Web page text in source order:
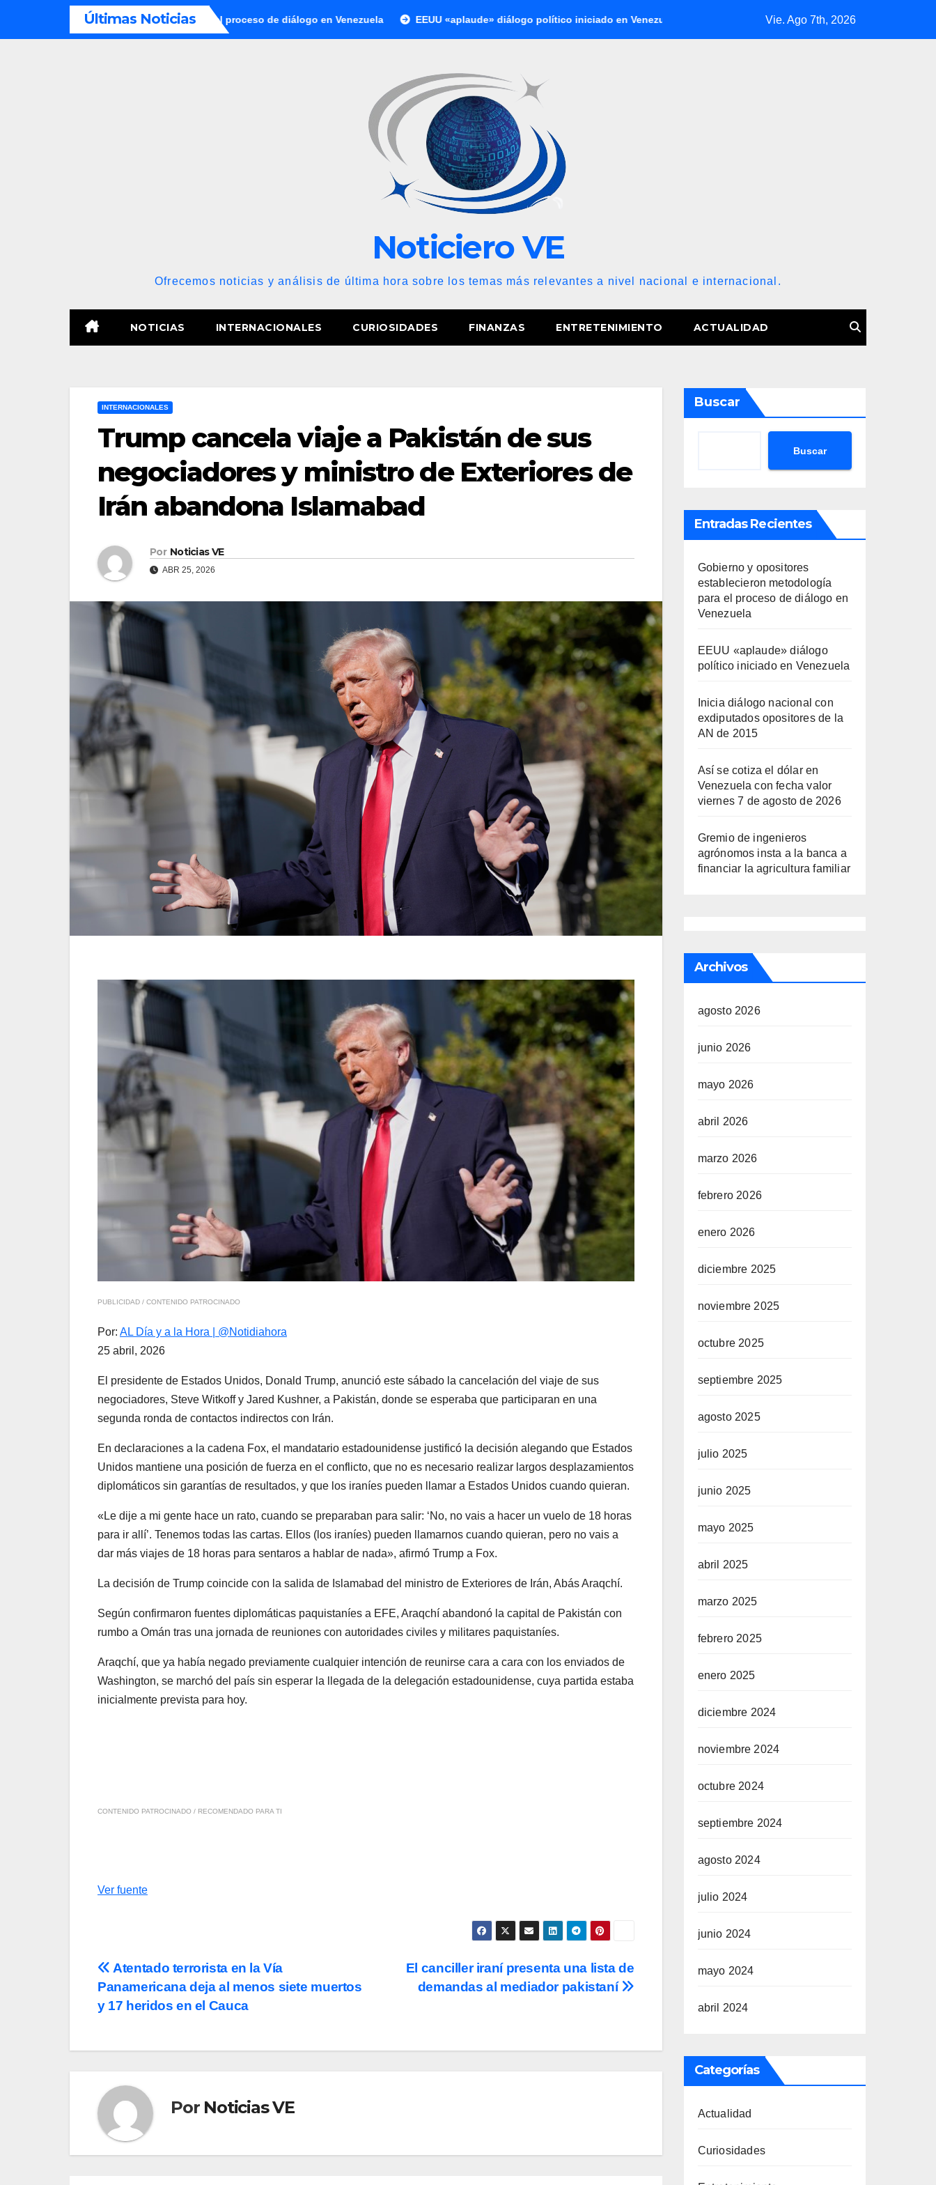
Últimas Noticias
metodología para el proceso de diálogo en Venezuela EEUU «aplaude» diálogo político iniciado en Venezuela Inicia diálogo nacional con exdiputados opositores de la AN
Vie. Ago 7th, 2026
Noticiero VE
Ofrecemos noticias y análisis de última hora sobre los temas más relevantes a nivel nacional e internacional.
NOTICIAS INTERNACIONALES CURIOSIDADES FINANZAS ENTRETENIMIENTO ACTUALIDAD
INTERNACIONALES
Trump cancela viaje a Pakistán de sus
negociadores y ministro de Exteriores de
Irán abandona Islamabad
Por Noticias VE
ABR 25, 2026
PUBLICIDAD / CONTENIDO PATROCINADO
Por: AL Día y a la Hora | @Notidiahora
25 abril, 2026
El presidente de Estados Unidos, Donald Trump, anunció este sábado la cancelación del viaje de sus
negociadores, Steve Witkoff y Jared Kushner, a Pakistán, donde se esperaba que participaran en una
segunda ronda de contactos indirectos con Irán.
En declaraciones a la cadena Fox, el mandatario estadounidense justificó la decisión alegando que Estados
Unidos mantiene una posición de fuerza en el conflicto, que no es necesario realizar largos desplazamientos
diplomáticos sin garantías de resultados, y que los iraníes pueden llamar a Estados Unidos cuando quieran.
«Le dije a mi gente hace un rato, cuando se preparaban para salir: ‘No, no vais a hacer un vuelo de 18 horas
para ir allí’. Tenemos todas las cartas. Ellos (los iraníes) pueden llamarnos cuando quieran, pero no vais a
dar más viajes de 18 horas para sentaros a hablar de nada», afirmó Trump a Fox.
La decisión de Trump coincide con la salida de Islamabad del ministro de Exteriores de Irán, Abás Araqchí.
Según confirmaron fuentes diplomáticas paquistaníes a EFE, Araqchí abandonó la capital de Pakistán con
rumbo a Omán tras una jornada de reuniones con autoridades civiles y militares paquistaníes.
Araqchí, que ya había negado previamente cualquier intención de reunirse cara a cara con los enviados de
Washington, se marchó del país sin esperar la llegada de la delegación estadounidense, cuya partida estaba
inicialmente prevista para hoy.
CONTENIDO PATROCINADO / RECOMENDADO PARA TI
Ver fuente
Navegación
de
El canciller iraní presenta una lista de
demandas al mediador pakistaní
Atentado terrorista en la Vía
Panamericana deja al menos siete muertos
y 17 heridos en el Cauca
Por Noticias VE
Buscar
Buscar
Entradas Recientes
Gobierno y opositores
establecieron metodología
para el proceso de diálogo en
Venezuela
EEUU «aplaude» diálogo
político iniciado en Venezuela
Inicia diálogo nacional con
exdiputados opositores de la
AN de 2015
Así se cotiza el dólar en
Venezuela con fecha valor
viernes 7 de agosto de 2026
Gremio de ingenieros
agrónomos insta a la banca a
financiar la agricultura familiar
Archivos
agosto 2026
junio 2026
mayo 2026
abril 2026
marzo 2026
febrero 2026
enero 2026
diciembre 2025
noviembre 2025
octubre 2025
septiembre 2025
agosto 2025
julio 2025
junio 2025
mayo 2025
abril 2025
marzo 2025
febrero 2025
enero 2025
diciembre 2024
noviembre 2024
octubre 2024
septiembre 2024
agosto 2024
julio 2024
junio 2024
mayo 2024
abril 2024
Categorías
Actualidad
Curiosidades